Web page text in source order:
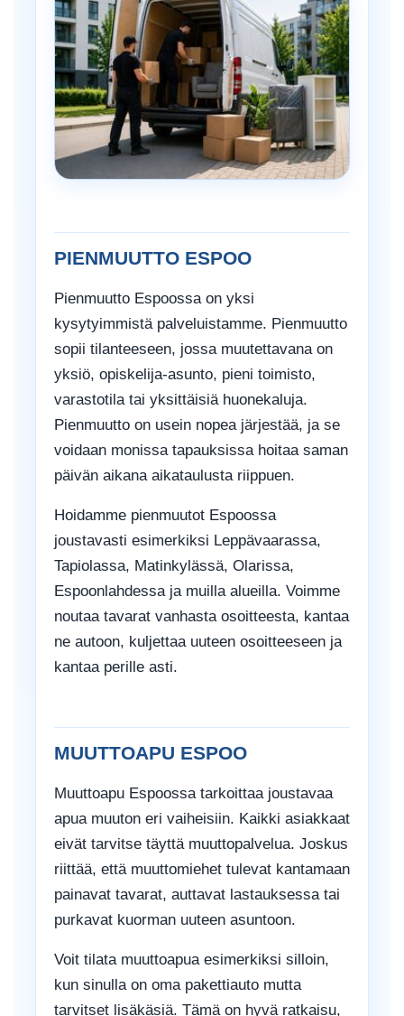
PIENMUUTTO ESPOO
Pienmuutto Espoossa on yksi
kysytyimmistä palveluistamme. Pienmuutto
sopii tilanteeseen, jossa muutettavana on
yksiö, opiskelija-asunto, pieni toimisto,
varastotila tai yksittäisiä huonekaluja.
Pienmuutto on usein nopea järjestää, ja se
voidaan monissa tapauksissa hoitaa saman
päivän aikana aikataulusta riippuen.
Hoidamme pienmuutot Espoossa
joustavasti esimerkiksi Leppävaarassa,
Tapiolassa, Matinkylässä, Olarissa,
Espoonlahdessa ja muilla alueilla. Voimme
noutaa tavarat vanhasta osoitteesta, kantaa
ne autoon, kuljettaa uuteen osoitteeseen ja
kantaa perille asti.
MUUTTOAPU ESPOO
Muuttoapu Espoossa tarkoittaa joustavaa
apua muuton eri vaiheisiin. Kaikki asiakkaat
eivät tarvitse täyttä muuttopalvelua. Joskus
riittää, että muuttomiehet tulevat kantamaan
painavat tavarat, auttavat lastauksessa tai
purkavat kuorman uuteen asuntoon.
Voit tilata muuttoapua esimerkiksi silloin,
kun sinulla on oma pakettiauto mutta
tarvitset lisäkäsiä. Tämä on hyvä ratkaisu,